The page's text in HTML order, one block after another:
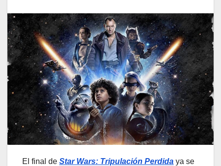
El final de Star Wars: Tripulación Perdida ya se